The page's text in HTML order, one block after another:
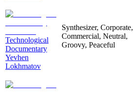
Technological
Documentary
Yevhen
Lokhmatov
Synthesizer, Corporate,
Commercial, Neutral,
Groovy, Peaceful